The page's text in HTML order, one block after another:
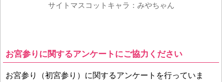
サイトマスコットキャラ：みやちゃん
お宮参りに関するアンケートにご協力ください
お宮参り（初宮参り）に関するアンケートを行っていま